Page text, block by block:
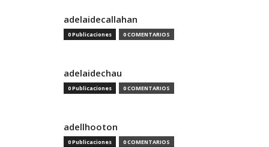
adelaidecallahan
0 Publicaciones 0 COMENTARIOS
adelaidechau
0 Publicaciones 0 COMENTARIOS
adellhooton
0 Publicaciones 0 COMENTARIOS